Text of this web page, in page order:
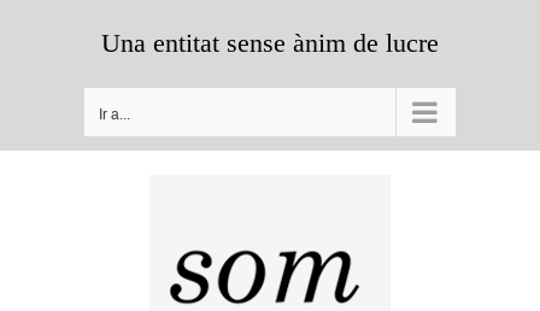
contenido
Una entitat sense ànim de lucre
Ir a...